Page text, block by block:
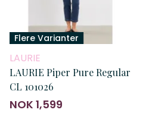
Flere Varianter
LAURIE
LAURIE Piper Pure Regular
CL 101026
NOK 1,599